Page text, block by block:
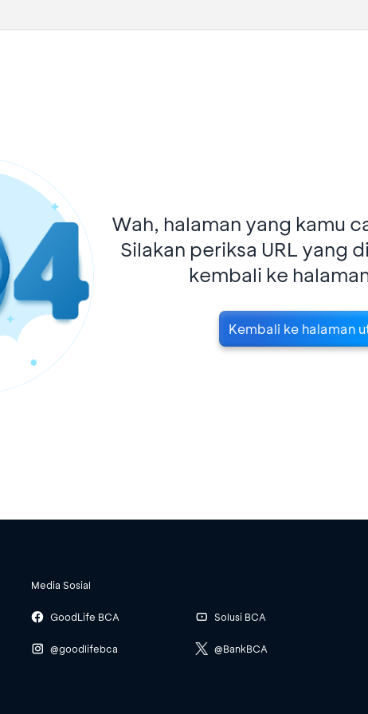
Wah, halaman yang kamu
Silakan periksa URL yang
kembali ke
Kembali ke halaman
Media Sosial
GoodLife BCA
@goodlifebca
Solusi BCA
@BankBCA